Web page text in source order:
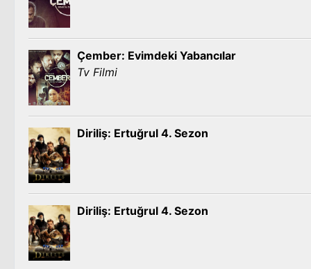
Çember: Evimdeki Yabancılar
Tv Filmi
Diriliş: Ertuğrul 4. Sezon
Diriliş: Ertuğrul 4. Sezon